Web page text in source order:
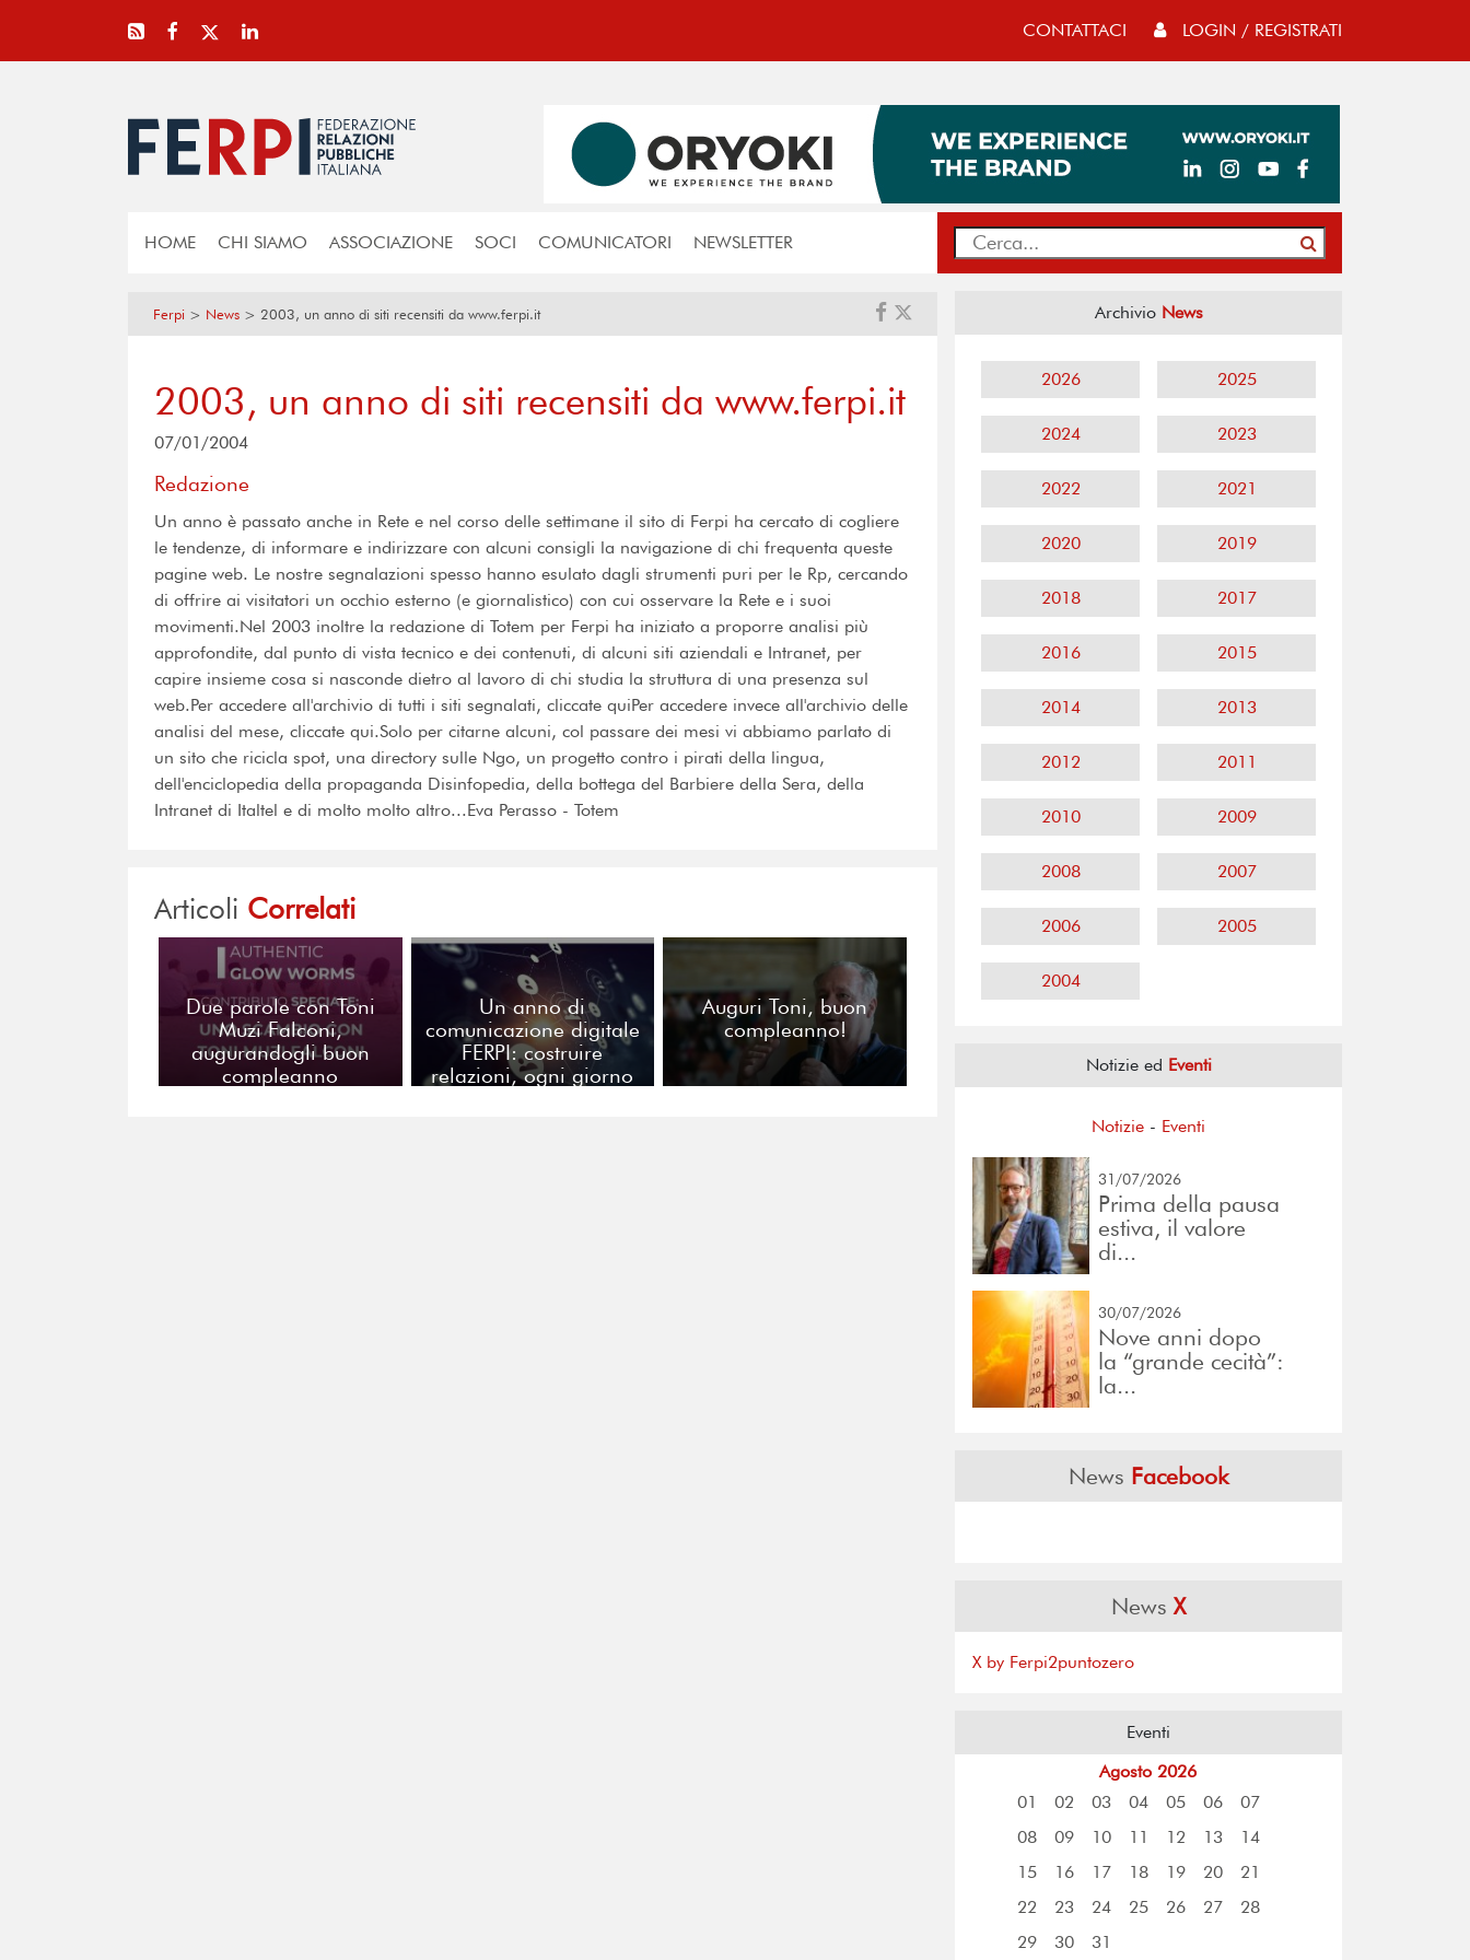
CONTATTACI LOGIN / REGISTRATI
HOME CHI SIAMO ASSOCIAZIONE SOCI COMUNICATORI NEWSLETTER
Ferpi > News > 2003, un anno di siti recensiti da www.ferpi.it
2003, un anno di siti recensiti da www.ferpi.it
07/01/2004
Redazione
Un anno è passato anche in Rete e nel corso delle settimane il sito di Ferpi ha cercato di cogliere
le tendenze, di informare e indirizzare con alcuni consigli la navigazione di chi frequenta queste
pagine web. Le nostre segnalazioni spesso hanno esulato dagli strumenti puri per le Rp, cercando
di offrire ai visitatori un occhio esterno (e giornalistico) con cui osservare la Rete e i suoi
movimenti.Nel 2003 inoltre la redazione di Totem per Ferpi ha iniziato a proporre analisi più
approfondite, dal punto di vista tecnico e dei contenuti, di alcuni siti aziendali e Intranet, per
capire insieme cosa si nasconde dietro al lavoro di chi studia la struttura di una presenza sul
web.Per accedere all'archivio di tutti i siti segnalati, cliccate quiPer accedere invece all'archivio delle
analisi del mese, cliccate qui.Solo per citarne alcuni, col passare dei mesi vi abbiamo parlato di
un sito che ricicla spot, una directory sulle Ngo, un progetto contro i pirati della lingua,
dell'enciclopedia della propaganda Disinfopedia, della bottega del Barbiere della Sera, della
Intranet di Italtel e di molto molto altro...Eva Perasso - Totem
Articoli Correlati
Due parole con Toni
Muzi Falconi,
augurandogli buon
compleanno
Un anno di
comunicazione digitale
FERPI: costruire
relazioni, ogni giorno
Auguri Toni, buon
compleanno!
Archivio News
2026 2025
2024 2023
2022 2021
2020 2019
2018 2017
2016 2015
2014 2013
2012 2011
2010 2009
2008 2007
2006 2005
2004
Notizie ed Eventi
Notizie - Eventi
31/07/2026
Prima della pausa
estiva, il valore
di...
30/07/2026
Nove anni dopo
la “grande cecità”:
la...
News Facebook
NewsX
X by Ferpi2puntozero
Eventi
Agosto 2026
01
02 03 04 05 06
07
08
09 10 11 12 13
14
15
16 17 18 19 20
21
22
23 24 25 26 27
28
29
30 31